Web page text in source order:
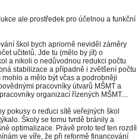
ale prostředek pro účelnou a funkční
škol bych apriorně neviděl záměry
učitelů. Jde tu (mělo by jít) o
a nikoli o nedůvodnou redukci počtu
stabilizace a případně i zvětšení počtu
a mělo být včas a podrobněji
pracovníky útvarů MŠMT a
organizací řízených MŠMT....
pokusy o reďuci sítě veřejných škol
Školy se tomu tvrdě bránily a
optimalizace. Právě proto teď ten rozdíl
ve víře, že při reformě financování